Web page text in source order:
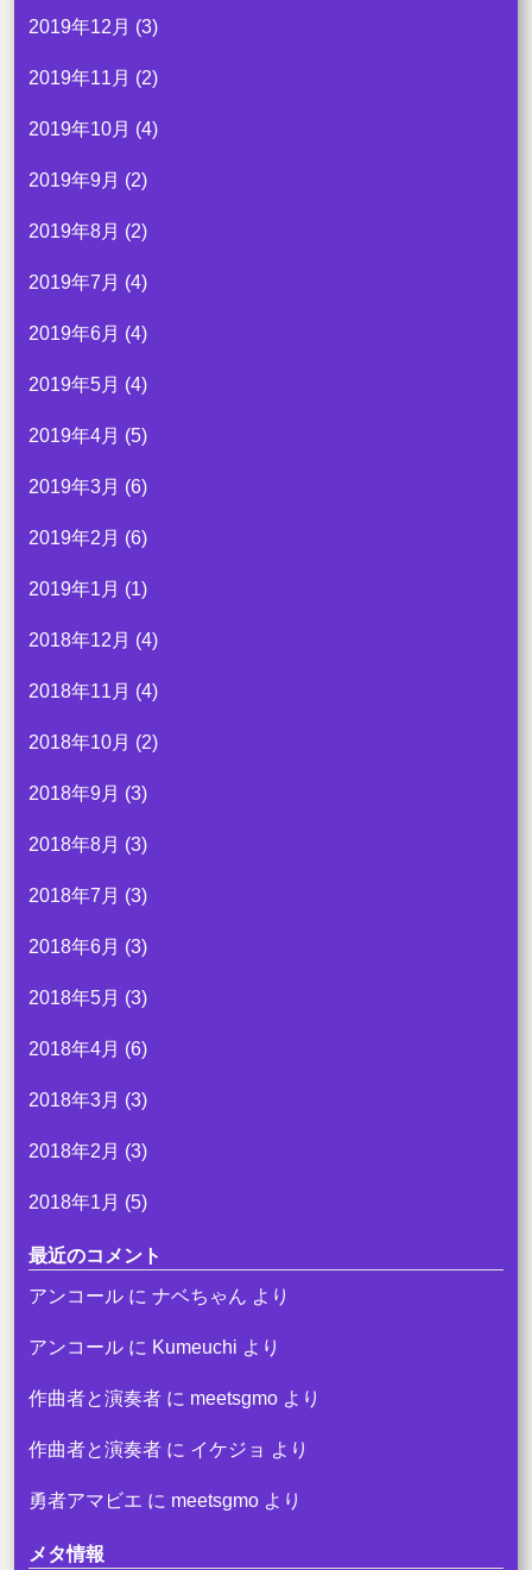
2019年12月 (3)
2019年11月 (2)
2019年10月 (4)
2019年9月 (2)
2019年8月 (2)
2019年7月 (4)
2019年6月 (4)
2019年5月 (4)
2019年4月 (5)
2019年3月 (6)
2019年2月 (6)
2019年1月 (1)
2018年12月 (4)
2018年11月 (4)
2018年10月 (2)
2018年9月 (3)
2018年8月 (3)
2018年7月 (3)
2018年6月 (3)
2018年5月 (3)
2018年4月 (6)
2018年3月 (3)
2018年2月 (3)
2018年1月 (5)
最近のコメント
アンコール に ナベちゃん より
アンコール に Kumeuchi より
作曲者と演奏者 に meetsgmo より
作曲者と演奏者 に イケジョ より
勇者アマビエ に meetsgmo より
メタ情報